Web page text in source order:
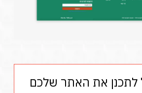
לתכנן את האתר שלכם